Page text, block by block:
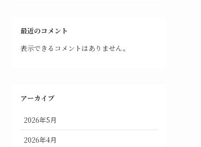
最近のコメント
表示できるコメントはありません。
アーカイブ
2026年5月
2026年4月